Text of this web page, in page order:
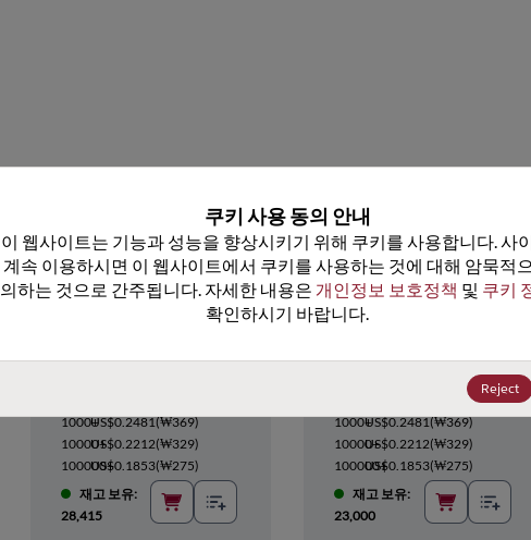
DRV5023AJELPGMQ1
1000+US$0.2481(₩369)
10000+US$0.2212(₩329)
100000+US$0.1853(₩275)
재고 보유:
28,415
DRV5023AJELPGQ1
₩444)
1000+US$0.2481(₩369)
10000+US$0.2212(₩329)
100000+US$0.1853(₩275)
재고 보유:
23,000
쿠키 사용 동의 안내
이 웹사이트는 기능과 성능을 향상시키기 위해 쿠키를 사용합니다. 사
계속 이용하시면 이 웹사이트에서 쿠키를 사용하는 것에 대해 암묵적
의하는 것으로 간주됩니다. 자세한 내용은 개인정보 보호정책 및 쿠키
확인하시기 바랍니다.
Reject